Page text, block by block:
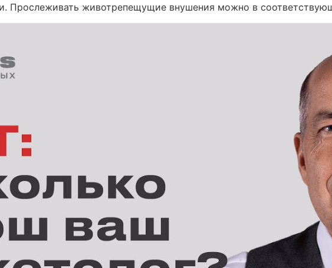
Прослеживать животрепещущие внушения можно в